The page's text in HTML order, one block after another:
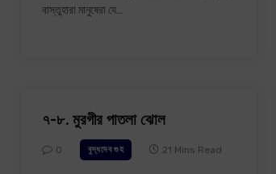
বাস্তুহারা মানুষেরা যে…
৭-৮. মুরগীর পাতলা ঝোল
0 বুদ্ধদেব গুহ 21 Mins Read